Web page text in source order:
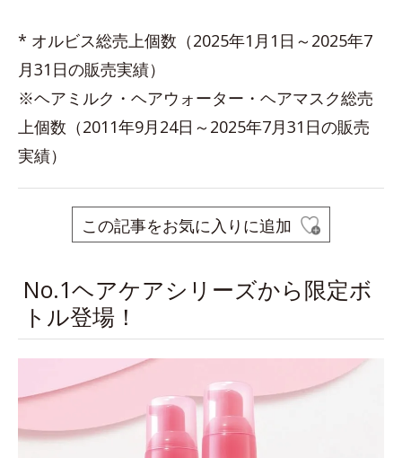
* オルビス総売上個数（2025年1月1日～2025年7
月31日の販売実績）
※ヘアミルク・ヘアウォーター・ヘアマスク総売
上個数（2011年9月24日～2025年7月31日の販売
実績）
この記事をお気に入りに追加
No.1ヘアケアシリーズから限定ボ
トル登場！